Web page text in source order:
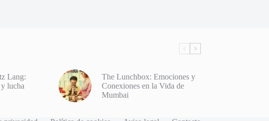
Lang:
lucha
The Lunchbox: Emociones y
Conexiones en la Vida de
Mumbai